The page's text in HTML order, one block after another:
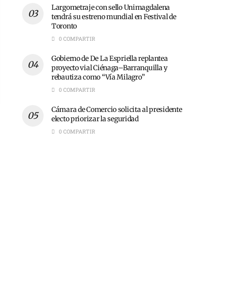
Largometraje con sello Unimagdalena
tendrá su estreno mundial en Festival de
Toronto
0 COMPARTIR
Gobierno de De La Espriella replantea
proyecto vial Ciénaga–Barranquilla y
rebautiza como “Vía Milagro”
0 COMPARTIR
Cámara de Comercio solicita al presidente
electo priorizar la seguridad
0 COMPARTIR